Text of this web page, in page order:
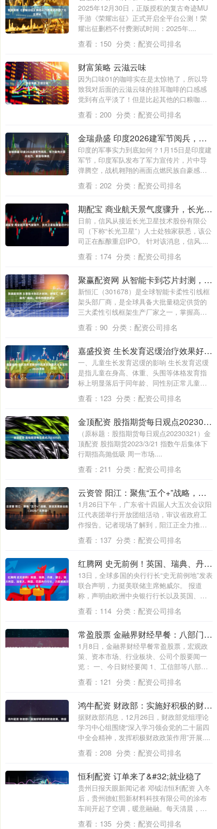
2025年12月30日，正版授权的复古奇迹MU
手游《荣耀出征》正式开启全平台公测！荣
耀出征删档不付费测试时间：2025年....
查看： 150 分类： 配资公司排名
财富策略 云滋云味
因为口味01的咖啡实在是太惊艳了，所以导
致我对后面的云滋云味的挂耳咖啡的口感感
觉到有点平淡了！但是比起其他的口粮咖
啡，他....
查看： 200 分类： 配资公司排名
金瑞鼎盛 印度2026建军节阅兵，军力宣传片展示实力，新型导弹亮
印度的军事实力到底如何？1月15日是印度建
军节，印度军队发布了军力宣传片，片中导
弹腾空，战机翱翔的画面点燃民族自豪感。
印....
查看： 202 分类： 配资公司排名
期配宝 商业航天景气度骤升，长光卫星酝酿重启IPO
日前，信风从接近长光卫星技术股份有限公
司（下称“长光卫星”）人士处独家获悉，该公
司正在酝酿重启IPO。 针对该消息，信风....
查看： 174 分类： 配资公司排名
聚赢配资网 从智能卡到芯片封测，新恒汇“第二曲线”崛起，获机构增持评级
新恒汇（301678）是全球智能卡柔性引线框
架头部厂商，是全球具备大批量稳定供货的
三大柔性引线框架生产厂家之一，掌握高
精....
查看： 90 分类： 配资公司排名
嘉盛投资 生长发育迟缓治疗效果好的重庆儿童医院，2026更新
一、儿童生长发育迟缓的影响 生长发育迟缓
是指儿童在身高、体重、头围等体格发育指
标上明显落后于同年龄、同性别正常儿童的
情况....
查看： 123 分类： 配资公司排名
金顶配资 股指期货每日观点20230321
（原标题：股指期货每日观点20230321）金
顶配资 股指期货2023/3/21 指数午后集体下
行期指高抛低吸 周一市场....
查看： 211 分类： 配资公司排名
云资管 阳江：聚焦“五个+”战略，激活发展新动能丨2026广东两会
1月26日下午，广东省十四届人大五次会议阳
江代表团举行开放团组活动，审议省政府工
作报告。记者现场了解到，阳江正全力推动
做....
查看： 137 分类： 配资公司排名
红腾网 史无前例！英国、瑞典、丹麦、瑞士、澳大利亚、加拿大、韩国、巴西央行行长，力挺鲍威尔
13日，全球多国的央行行长“史无前例地”发表
联合声明，力挺美联储主席鲍威尔。 报道
称，声明由欧洲中央银行行长以及英国、
瑞....
查看： 114 分类： 配资公司排名
常盈股票 金融界财经早餐：八部门联合发文！事关“人工智能+制造”；央行连续14个月增持黄金；平安人寿再度举牌农行H股、口子窖成白酒股年报首只黑天鹅（1月8日）
1月8日，金融界财经早餐常盈股票，宏观政
策、资本市场、行业板块、公司个股要闻一
览： 一、今日财经要闻 1、工信部等八部
门....
查看： 121 分类： 配资公司排名
鸿牛配资 财政部：实施好积极的财政政策，持续提升财政宏观调控有效性精准性
据财政部消息，12月26日，财政部党组理论
学习中心组围绕“深入学习领会党的二十届四
中全会精神，发挥积极财政政策作用”开展....
查看： 208 分类： 配资公司排名
恒利配资 订单来了&#32;就业稳了
贵州日报天眼新闻记者 邓钺洁恒利配资 入冬
后，贵州德虹熙新材料科技有限公司的涂布
车间开起了空调，暖意融融。每天清晨，机
器....
查看： 135 分类： 配资公司排名